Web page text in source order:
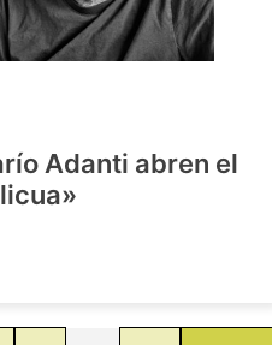
Adanti abren el